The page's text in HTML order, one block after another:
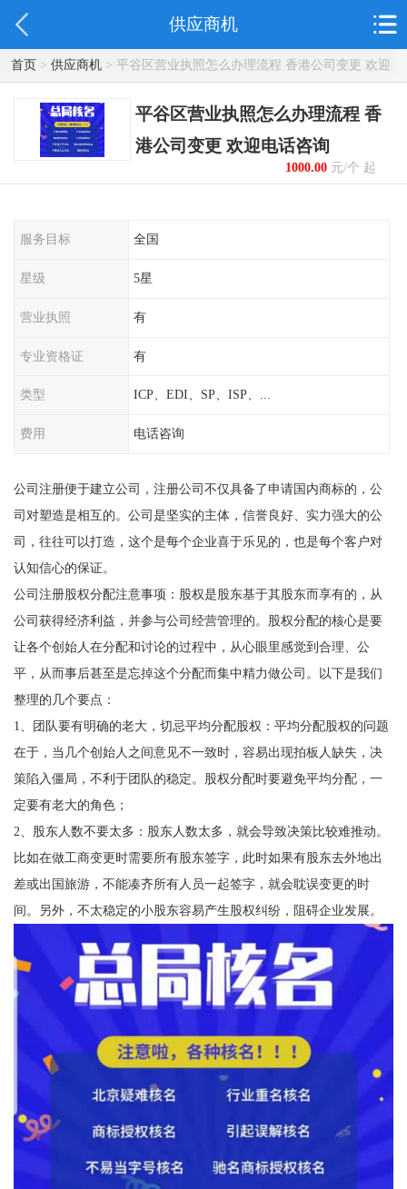
供应商机
首页> 供应商机> 平谷区营业执照怎么办理流程 香港公司变更 欢迎
电话咨询
平谷区营业执照怎么办理流程 香
港公司变更 欢迎电话咨询
1000.00元/个 起
服务目标 全国
星级 5星
营业执照 有
专业资格证 有
类型 ICP、EDI、SP、ISP、...
费用 电话咨询
公司注册便于建立公司，注册公司不仅具备了申请国内商标的，公
司对塑造是相互的。公司是坚实的主体，信誉良好、实力强大的公
司，往往可以打造，这个是每个企业喜于乐见的，也是每个客户对
认知信心的保证。
公司注册股权分配注意事项：股权是股东基于其股东而享有的，从
公司获得经济利益，并参与公司经营管理的。股权分配的核心是要
让各个创始人在分配和讨论的过程中，从心眼里感觉到合理、公
平，从而事后甚至是忘掉这个分配而集中精力做公司。以下是我们
整理的几个要点：
1、团队要有明确的老大，切忌平均分配股权：平均分配股权的问题
在于，当几个创始人之间意见不一致时，容易出现拍板人缺失，决
策陷入僵局，不利于团队的稳定。股权分配时要避免平均分配，一
定要有老大的角色；
2、股东人数不要太多：股东人数太多，就会导致决策比较难推动。
比如在做工商变更时需要所有股东签字，此时如果有股东去外地出
差或出国旅游，不能凑齐所有人员一起签字，就会耽误变更的时
间。另外，不太稳定的小股东容易产生股权纠纷，阻碍企业发展。